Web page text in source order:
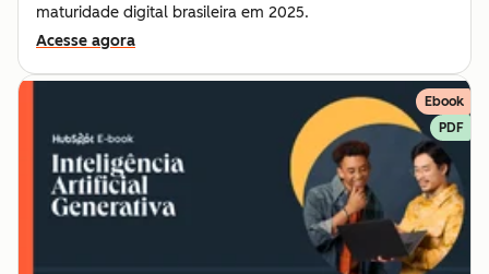
maturidade digital brasileira em 2025.
Acesse agora
Ebook
PDF